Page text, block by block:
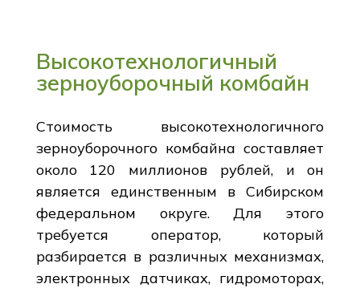
Высокотехнологичный
зерноуборочный комбайн
Стоимость высокотехнологичного
зерноуборочного комбайна составляет
около 120 миллионов рублей, и он
является единственным в Сибирском
федеральном округе. Для этого
требуется оператор, который
разбирается в различных механизмах,
электронных датчиках, гидромоторах,